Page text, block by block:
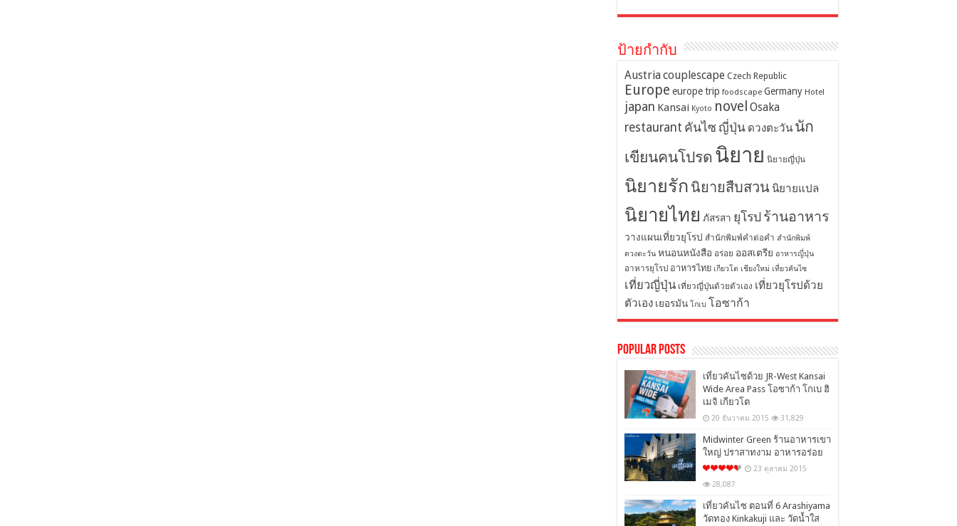
ป้ายกำกับ
Austriacouplescape Czech Republic
Europe europe trip foodscape Germany Hotel
japan Kansai Kyoto novel Osaka
restaurant คันไซ ญี่ปุ่น ดวงตะวัน นัก
เขียนคนโปรด นิยาย นิยายญี่ปุ่น
นิยายรัก นิยายสืบสวน นิยายแปล
นิยายไทย ภัสรสา ยุโรป ร้านอาหาร
วางแผนเที่ยวยุโรป สำนักพิมพ์คำต่อคำ สำนักพิมพ์
ดวงตะวัน หนอนหนังสือ อร่อย ออสเตรีย อาหารญี่ปุ่น
อาหารยุโรป อาหารไทย เกียวโต เชียงใหม่ เที่ยวคันไซ
เที่ยวญี่ปุ่น เที่ยวญี่ปุ่นด้วยตัวเอง เที่ยวยุโรปด้วย
ตัวเอง เยอรมัน โกเบ โอซาก้า
Popular Posts
เที่ยวคันไซด้วย JR-West Kansai
Wide Area Pass โอซาก้า โกเบ ฮิ
เมจิ เกียวโต
20 ธันวาคม 2015 31,829
Midwinter Green ร้านอาหารเขา
ใหญ่ ปราสาทงาม อาหารอร่อย
23 ตุลาคม 2015
28,087
เที่ยวคันไซ ตอนที่ 6 Arashiyama
วัดทอง Kinkakuji และ วัดน้ำใส